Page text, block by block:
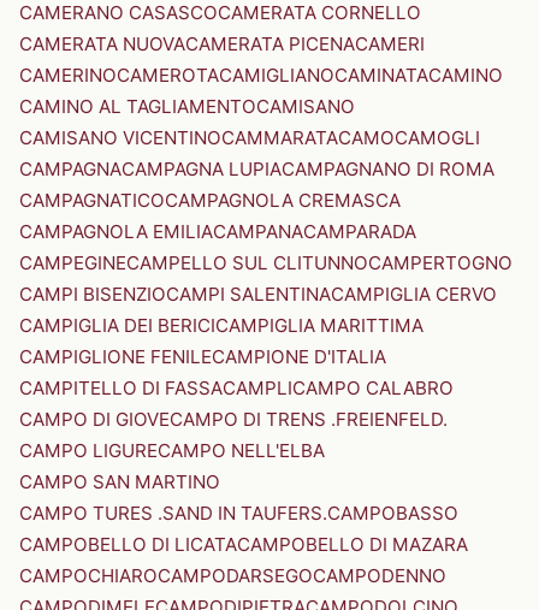
CAMERANO CASASCOCAMERATA CORNELLO
CAMERATA NUOVACAMERATA PICENACAMERI
CAMERINOCAMEROTACAMIGLIANOCAMINATACAMINO
CAMINO AL TAGLIAMENTOCAMISANO
CAMISANO VICENTINOCAMMARATACAMOCAMOGLI
CAMPAGNACAMPAGNA LUPIACAMPAGNANO DI ROMA
CAMPAGNATICOCAMPAGNOLA CREMASCA
CAMPAGNOLA EMILIACAMPANACAMPARADA
CAMPEGINECAMPELLO SUL CLITUNNOCAMPERTOGNO
CAMPI BISENZIOCAMPI SALENTINACAMPIGLIA CERVO
CAMPIGLIA DEI BERICICAMPIGLIA MARITTIMA
CAMPIGLIONE FENILECAMPIONE D'ITALIA
CAMPITELLO DI FASSACAMPLICAMPO CALABRO
CAMPO DI GIOVECAMPO DI TRENS .FREIENFELD.
CAMPO LIGURECAMPO NELL'ELBA
CAMPO SAN MARTINO
CAMPO TURES .SAND IN TAUFERS.CAMPOBASSO
CAMPOBELLO DI LICATACAMPOBELLO DI MAZARA
CAMPOCHIAROCAMPODARSEGOCAMPODENNO